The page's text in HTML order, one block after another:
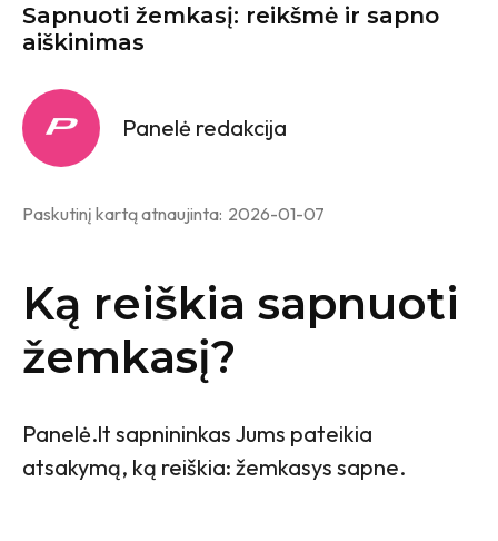
Sapnuoti žemkasį: reikšmė ir sapno
aiškinimas
Panelė redakcija
Paskutinį kartą atnaujinta: 2026-01-07
Ką reiškia sapnuoti
žemkasį?
Panelė.lt sapnininkas Jums pateikia
atsakymą, ką reiškia: žemkasys sapne.